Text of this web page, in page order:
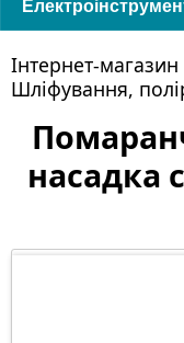
Інтернет-
Шліфування,
насадка